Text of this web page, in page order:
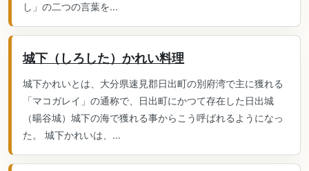
し」の二つの言葉を...
城下（しろした）かれい料理
城下かれいとは、大分県速見郡日出町の別府湾で主に獲れる
「マコガレイ」の通称で、日出町にかつて存在した日出城
（暘谷城）城下の海で獲れる事からこう呼ばれるようになっ
た。 城下かれいは、...